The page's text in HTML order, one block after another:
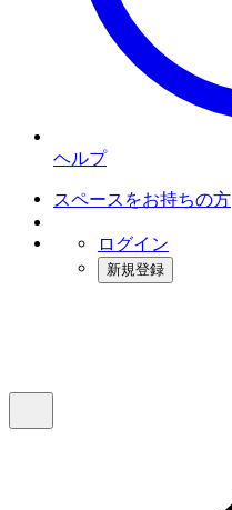
ヘルプ
スペースをお持ちの方
ログイン
新規登録